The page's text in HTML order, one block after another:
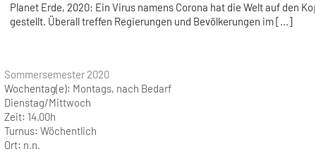
Planet Erde, 2020: Ein Virus namens Corona hat die Welt auf den
gestellt. Überall treffen Regierungen und Bevölkerungen im [...]
Sommersemester 2020
Wochentag(e): Montags, nach Bedarf
Dienstag/Mittwoch
Zeit: 14.00h
Turnus: Wöchentlich
Ort: n.n.